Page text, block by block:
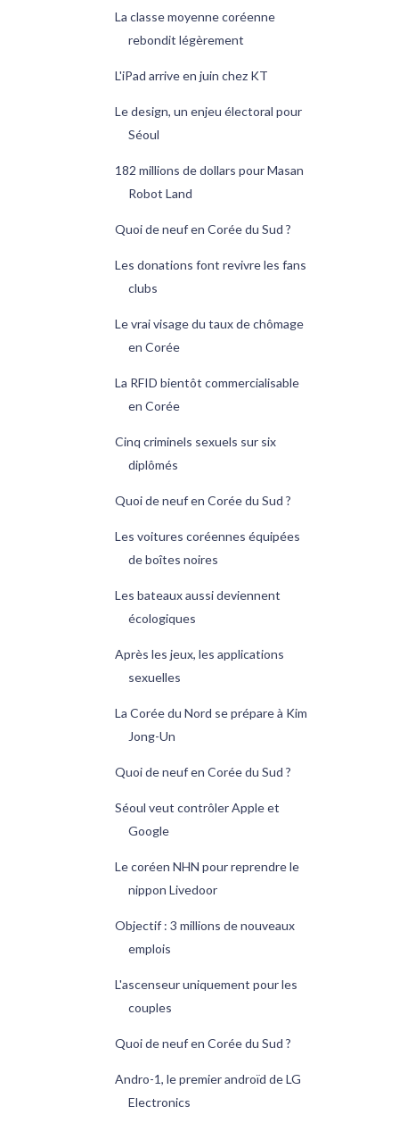
La classe moyenne coréenne
rebondit légèrement
L'iPad arrive en juin chez KT
Le design, un enjeu électoral pour
Séoul
182 millions de dollars pour Masan
Robot Land
Quoi de neuf en Corée du Sud ?
Les donations font revivre les fans
clubs
Le vrai visage du taux de chômage
en Corée
La RFID bientôt commercialisable
en Corée
Cinq criminels sexuels sur six
diplômés
Quoi de neuf en Corée du Sud ?
Les voitures coréennes équipées
de boîtes noires
Les bateaux aussi deviennent
écologiques
Après les jeux, les applications
sexuelles
La Corée du Nord se prépare à Kim
Jong-Un
Quoi de neuf en Corée du Sud ?
Séoul veut contrôler Apple et
Google
Le coréen NHN pour reprendre le
nippon Livedoor
Objectif : 3 millions de nouveaux
emplois
L'ascenseur uniquement pour les
couples
Quoi de neuf en Corée du Sud ?
Andro-1, le premier androïd de LG
Electronics